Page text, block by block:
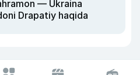
— Ukraina
Drapatiy haqida